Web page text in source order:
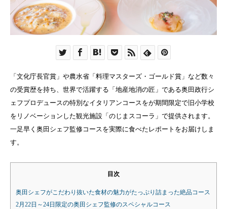
「文化庁長官賞」や農水省「料理マスターズ・ゴールド賞」など数々
の受賞歴を持ち、世界で活躍する「地産地消の匠」である奥田政行シ
ェフプロデュースの特別なイタリアンコースをが期間限定で旧小学校
をリノベーションした観光施設「のじまスコーラ」で提供されます。
一足早く奥田シェフ監修コースを実際に食べたレポートをお届けしま
す。
目次
奥田シェフがこだわり抜いた食材の魅力がたっぷり詰まった絶品コース
2月22日～24日限定の奥田シェフ監修のスペシャルコース